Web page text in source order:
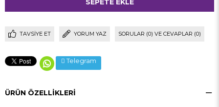
TAVSIYE ET YORUM YAZ SORULAR (0) VE CEVAPLAR (0)
Telegram
ÜRÜN ÖZELLIKLERI